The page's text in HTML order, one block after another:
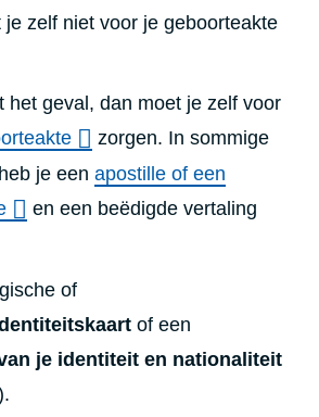
je zelf niet voor je geboorteakte
het geval, dan moet je zelf voor
zorgen. In sommige
je een apostille of een
en een beëdigde vertaling
of
of een
je identiteit en nationaliteit